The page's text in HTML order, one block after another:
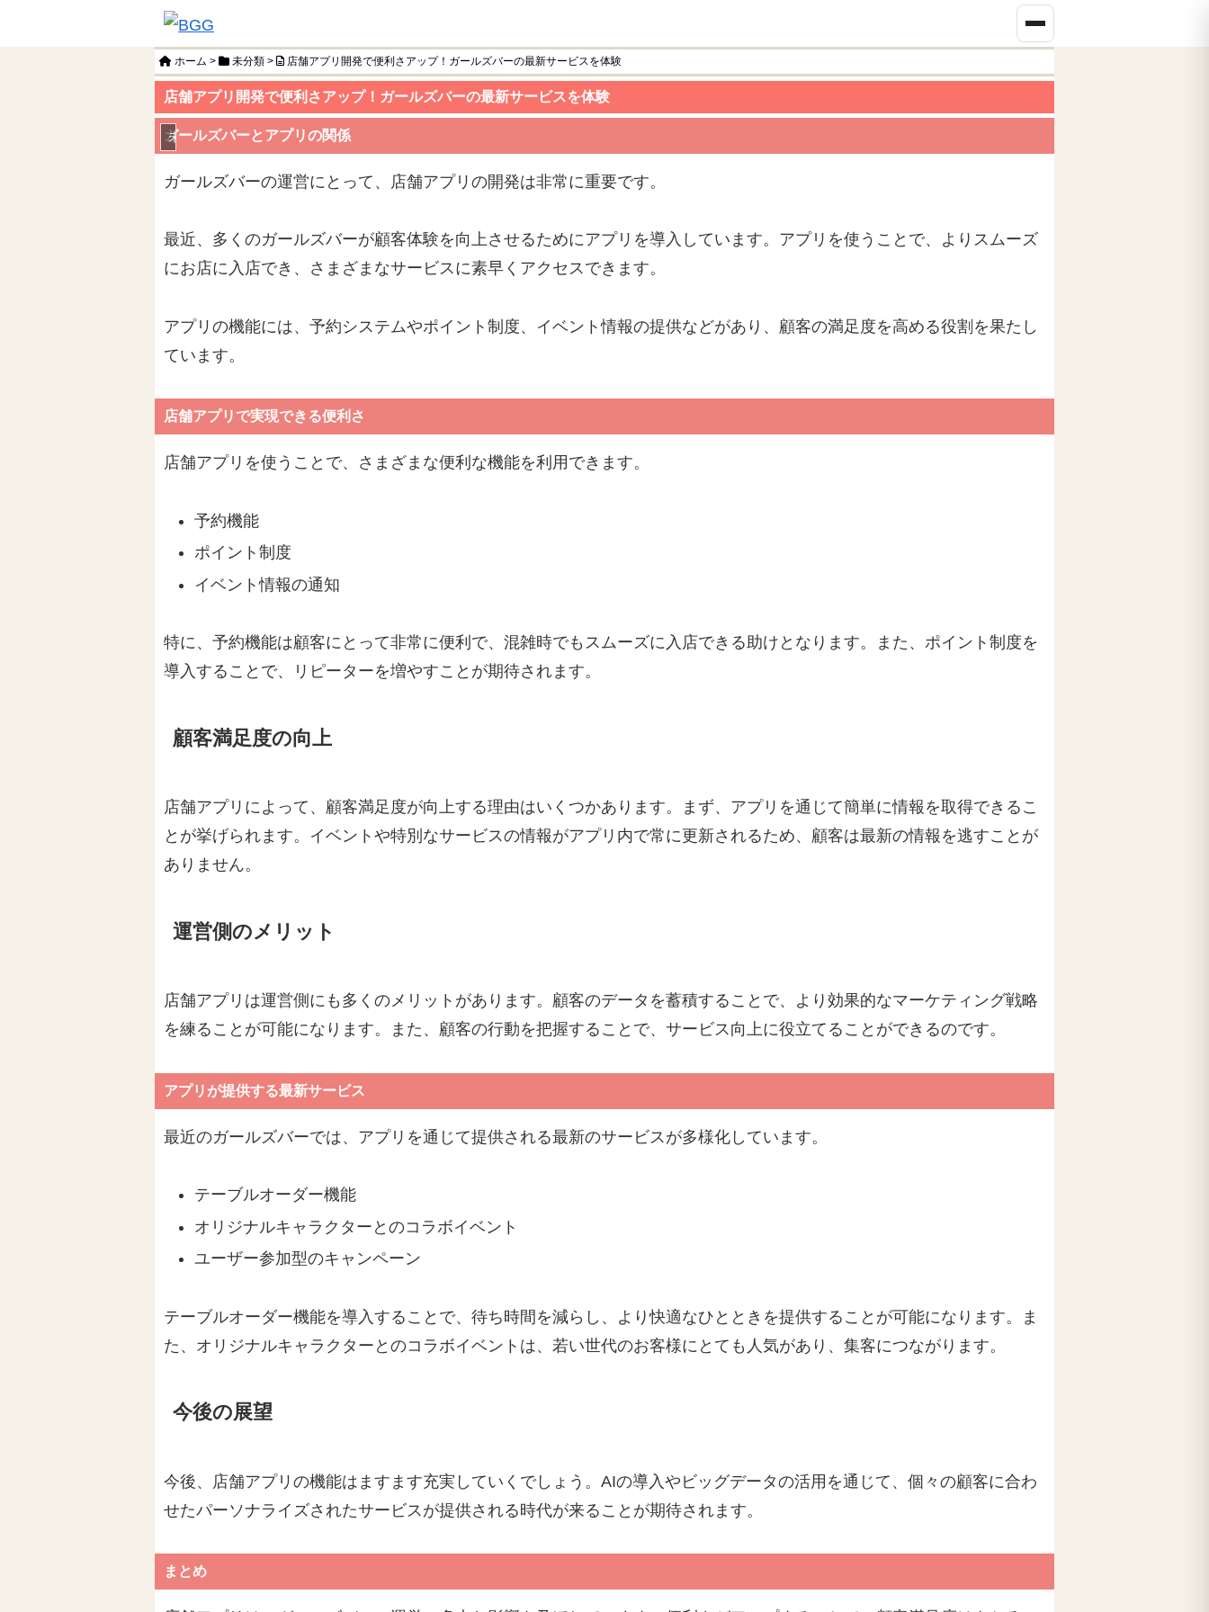
ホーム > 未分類 > 店舗アプリ開発で便利さアップ！ガールズバーの最新サービスを体験
店舗アプリ開発で便利さアップ！ガールズバーの最新サービスを体験
未分類
ガールズバーとアプリの関係
ガールズバーの運営にとって、店舗アプリの開発は非常に重要です。
最近、多くのガールズバーが顧客体験を向上させるためにアプリを導入しています。アプリを使うことで、よりスムーズ
にお店に入店でき、さまざまなサービスに素早くアクセスできます。
アプリの機能には、予約システムやポイント制度、イベント情報の提供などがあり、顧客の満足度を高める役割を果たし
ています。
店舗アプリで実現できる便利さ
店舗アプリを使うことで、さまざまな便利な機能を利用できます。
予約機能
ポイント制度
イベント情報の通知
特に、予約機能は顧客にとって非常に便利で、混雑時でもスムーズに入店できる助けとなります。また、ポイント制度を
導入することで、リピーターを増やすことが期待されます。
顧客満足度の向上
店舗アプリによって、顧客満足度が向上する理由はいくつかあります。まず、アプリを通じて簡単に情報を取得できるこ
とが挙げられます。イベントや特別なサービスの情報がアプリ内で常に更新されるため、顧客は最新の情報を逃すことが
ありません。
運営側のメリット
店舗アプリは運営側にも多くのメリットがあります。顧客のデータを蓄積することで、より効果的なマーケティング戦略
を練ることが可能になります。また、顧客の行動を把握することで、サービス向上に役立てることができるのです。
アプリが提供する最新サービス
最近のガールズバーでは、アプリを通じて提供される最新のサービスが多様化しています。
テーブルオーダー機能
オリジナルキャラクターとのコラボイベント
ユーザー参加型のキャンペーン
テーブルオーダー機能を導入することで、待ち時間を減らし、より快適なひとときを提供することが可能になります。ま
た、オリジナルキャラクターとのコラボイベントは、若い世代のお客様にとても人気があり、集客につながります。
今後の展望
今後、店舗アプリの機能はますます充実していくでしょう。AIの導入やビッグデータの活用を通じて、個々の顧客に合わ
せたパーソナライズされたサービスが提供される時代が来ることが期待されます。
まとめ